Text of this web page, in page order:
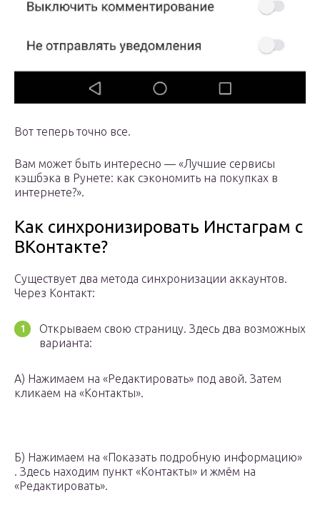
Вот теперь точно все.
Вам может быть интересно — «Лучшие сервисы
кэшбэка в Рунете: как сэкономить на покупках в
интернете?».
Как синхронизировать Инстаграм с
ВКонтакте?
Существует два метода синхронизации аккаунтов.
Через Контакт:
Открываем свою страницу. Здесь два возможных
варианта:
А) Нажимаем на «Редактировать» под авой. Затем
кликаем на «Контакты».
Б) Нажимаем на «Показать подробную информацию»
. Здесь находим пункт «Контакты» и жмём на
«Редактировать».